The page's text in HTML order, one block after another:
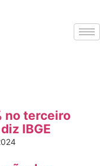
no terceiro
IBGE